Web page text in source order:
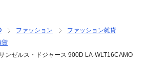
イフ さいふ 財布 野球 メジャーリーグ
グ スポーツ 通勤 通学 部活 散歩 お出
ア ジム プレゼント ギフト 誕生日 誕プ
ファッション
ファッション雑貨
貨
ンゼルス・ドジャース 900D LA-WLT16CAMO